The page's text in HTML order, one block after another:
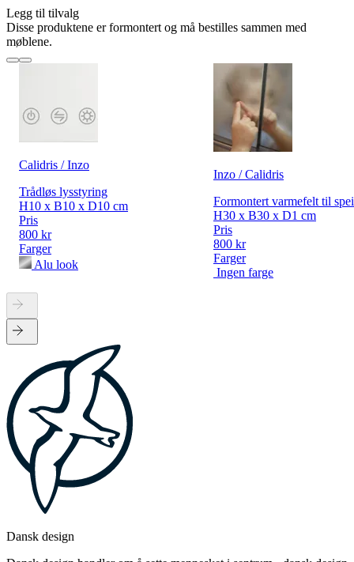
Legg til tilvalg
Disse produktene er formontert og må bestilles sammen med
møblene.
Calidris / Inzo
Trådløs lysstyring
H10 x B10 x D10 cm
Pris
800 kr
Farger
Alu look
Inzo / Calidris
Formontert varmefelt til
H30 x B30 x D1 cm
Pris
800 kr
Farger
Ingen farge
Dansk design